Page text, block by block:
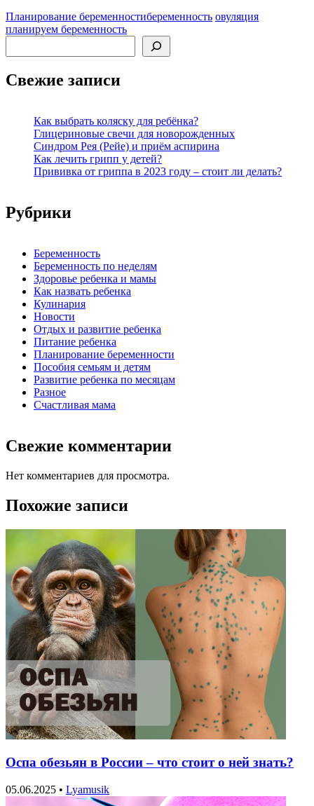
Планирование беременностибеременность овуляция
планируем беременность
Свежие записи
Как выбрать коляску для ребёнка?
Глицериновые свечи для новорожденных
Синдром Рея (Рейе) и приём аспирина
Как лечить грипп у детей?
Прививка от гриппа в 2023 году – стоит ли делать?
Рубрики
Беременность
Беременность по неделям
Здоровье ребенка и мамы
Как назвать ребенка
Кулинария
Новости
Отдых и развитие ребенка
Питание ребенка
Планирование беременности
Пособия семьям и детям
Развитие ребенка по месяцам
Разное
Счастливая мама
Свежие комментарии
Нет комментариев для просмотра.
Похожие записи
Оспа обезьян в России – что стоит о ней знать?
05.06.2025 • Lyamusik